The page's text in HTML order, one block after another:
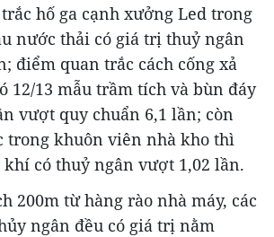
hố ga cạnh xưởng Led trong
nước thải có giá trị thuỷ ngân
điểm quan trắc cách cống xả
12/13 mẫu trầm tích và bùn đáy
vượt quy chuẩn 6,1 lần; còn
trong khuôn viên nhà kho thì
khí có thuỷ ngân vượt 1,02 lần.
200m từ hàng rào nhà máy, các
ngân đều có giá trị nằm